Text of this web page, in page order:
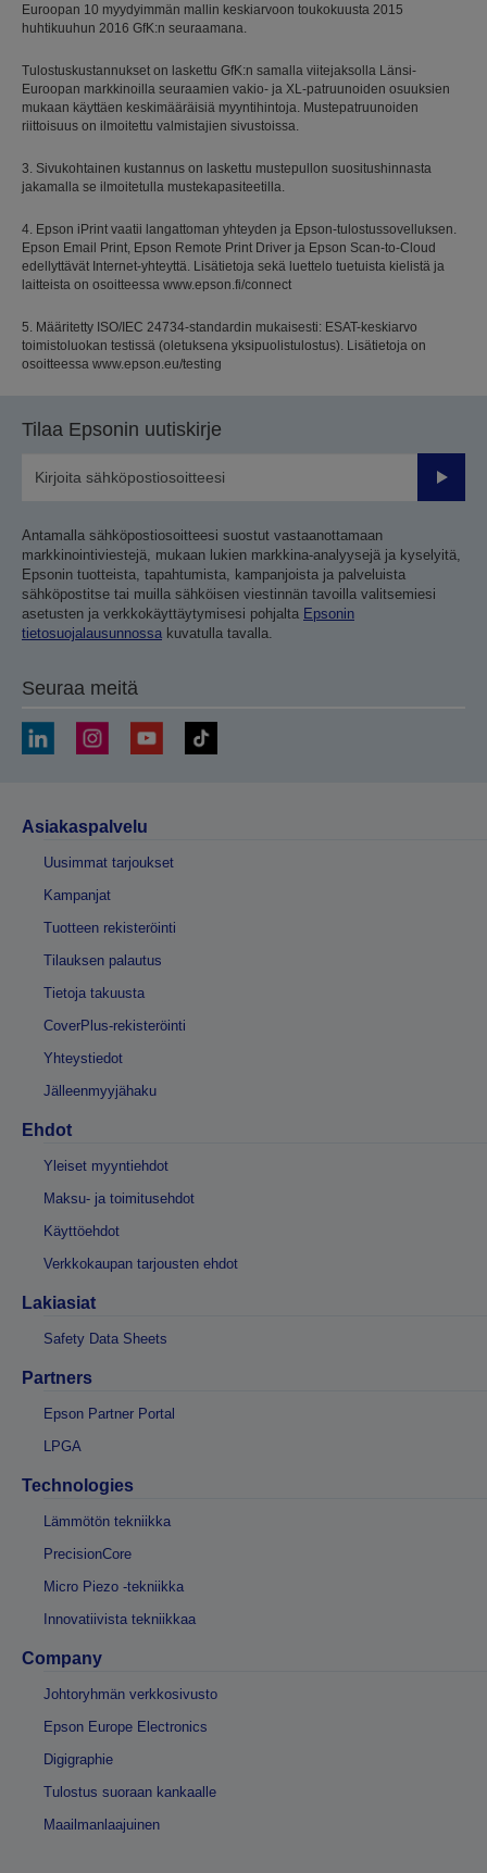
Euroopan 10 myydyimmän mallin keskiarvoon toukokuusta 2015
huhtikuuhun 2016 GfK:n seuraamana.
Tulostuskustannukset on laskettu GfK:n samalla viitejaksolla Länsi-
Euroopan markkinoilla seuraamien vakio- ja XL-patruunoiden osuuksien
mukaan käyttäen keskimääräisiä myyntihintoja. Mustepatruunoiden
riittoisuus on ilmoitettu valmistajien sivustoissa.
3. Sivukohtainen kustannus on laskettu mustepullon suositushinnasta
jakamalla se ilmoitetulla mustekapasiteetilla.
4. Epson iPrint vaatii langattoman yhteyden ja Epson-tulostussovelluksen.
Epson Email Print, Epson Remote Print Driver ja Epson Scan-to-Cloud
edellyttävät Internet-yhteyttä. Lisätietoja sekä luettelo tuetuista kielistä ja
laitteista on osoitteessa www.epson.fi/connect
5. Määritetty ISO/IEC 24734-standardin mukaisesti: ESAT-keskiarvo
toimistoluokan testissä (oletuksena yksipuolistulostus). Lisätietoja on
osoitteessa www.epson.eu/testing
Tilaa Epsonin uutiskirje
Lähetä
Antamalla sähköpostiosoitteesi suostut vastaanottamaan
markkinointiviestejä, mukaan lukien markkina-analyysejä ja kyselyitä,
Epsonin tuotteista, tapahtumista, kampanjoista ja palveluista
sähköpostitse tai muilla sähköisen viestinnän tavoilla valitsemiesi
asetusten ja verkkokäyttäytymisesi pohjalta Epsonin
tietosuojalausunnossa kuvatulla tavalla.
Seuraa meitä
Asiakaspalvelu
Uusimmat tarjoukset
Kampanjat
Tuotteen rekisteröinti
Tilauksen palautus
Tietoja takuusta
CoverPlus-rekisteröinti
Yhteystiedot
Jälleenmyyjähaku
Ehdot
Yleiset myyntiehdot
Maksu- ja toimitusehdot
Käyttöehdot
Verkkokaupan tarjousten ehdot
Lakiasiat
Safety Data Sheets
Partners
Epson Partner Portal
LPGA
Technologies
Lämmötön tekniikka
PrecisionCore
Micro Piezo -tekniikka
Innovatiivista tekniikkaa
Company
Johtoryhmän verkkosivusto
Epson Europe Electronics
Digigraphie
Tulostus suoraan kankaalle
Maailmanlaajuinen